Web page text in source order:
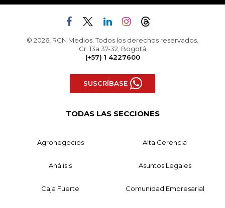
© 2026, RCN Medios. Todos los derechos reservados.
Cr. 13a 37-32, Bogotá
(+57) 1 4227600
SUSCRÍBASE
TODAS LAS SECCIONES
Agronegocios Alta Gerencia
Análisis Asuntos Legales
Caja Fuerte Comunidad Empresarial